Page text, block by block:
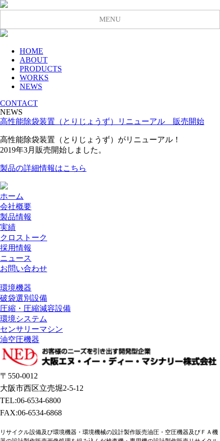
MENU
HOME
ABOUT
PRODUCTS
WORKS
NEWS
CONTACT
NEWS
高性能除袋装置（とりじょうず）リニューアル 販売開始
高性能除袋装置（とりじょうず）がリニューアル！
2019年3月販売開始しました。
製品の詳細情報はこちら
ホーム
会社概要
製品情報
実績
クロストーク
採用情報
ニュース
お問い合わせ
環境機器
破袋選別設備
圧縮・圧縮減容設備
環境システム
センサリーマシン
油空圧機器
〒550-0012
大阪市西区立売堀2-5-12
TEL:06-6534-6800
FAX:06-6534-6868
リサイクル設備及び環境機器・環境機械の設計製作販売油圧・空圧機器及びＦＡ機